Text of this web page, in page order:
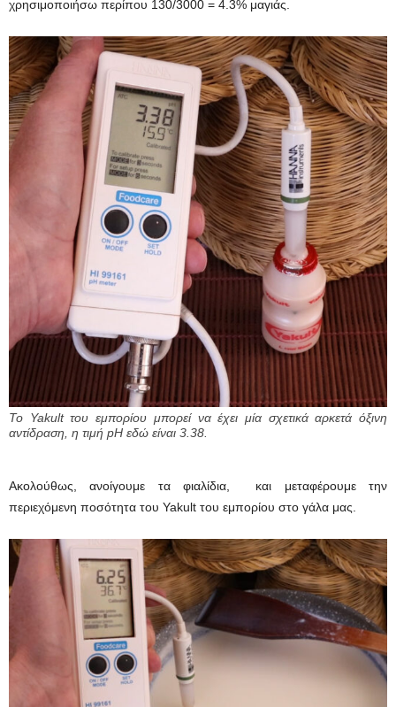
χρησιμοποιήσω περίπου 130/3000 = 4.3% μαγιάς.
Το Yakult του εμπορίου μπορεί να έχει μία σχετικά αρκετά όξινη
αντίδραση, η τιμή pH εδώ είναι 3.38.
Ακολούθως, ανοίγουμε τα φιαλίδια, και μεταφέρουμε την
περιεχόμενη ποσότητα του Yakult του εμπορίου στο γάλα μας.